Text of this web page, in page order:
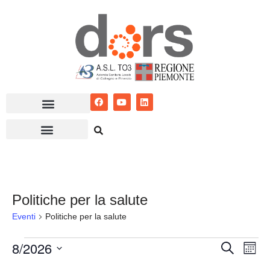
Politiche per la salute
Eventi Politiche per la salute
Eventi
Cerca
Mese
8/2026